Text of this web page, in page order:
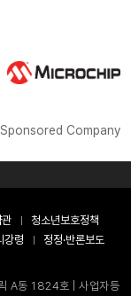
Sponsored Company
청소년보호정책
령
정정·반론보도
A동 1824호 | 사업자등